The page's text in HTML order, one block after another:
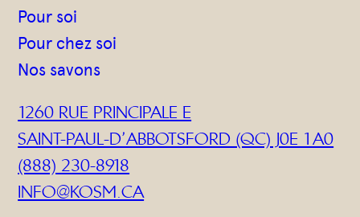
Pour soi
Pour chez soi
Nos savons
1260 RUE PRINCIPALE E
SAINT-PAUL-D’ABBOTSFORD (QC) J0E 1A0
(888) 230-8918
INFO@KOSM.CA